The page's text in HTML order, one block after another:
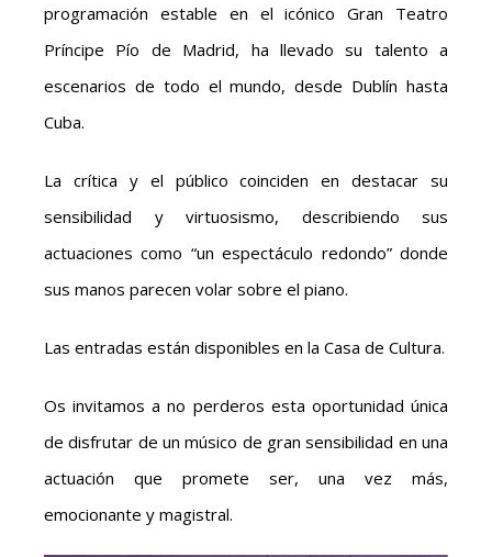
programación estable en el icónico Gran Teatro
Príncipe Pío de Madrid, ha llevado su talento a
escenarios de todo el mundo, desde Dublín hasta
Cuba.
La crítica y el público coinciden en destacar su
sensibilidad y virtuosismo, describiendo sus
actuaciones como “un espectáculo redondo” donde
sus manos parecen volar sobre el piano.
Las entradas están disponibles en la Casa de Cultura.
Os invitamos a no perderos esta oportunidad única
de disfrutar de un músico de gran sensibilidad en una
actuación que promete ser, una vez más,
emocionante y magistral.